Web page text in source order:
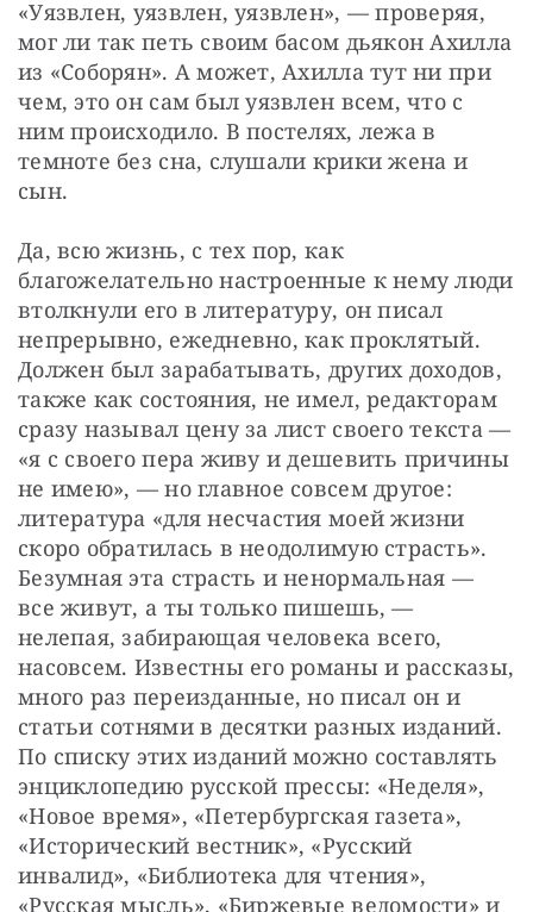
«Уязвлен, уязвлен, уязвлен», — проверяя,
мог ли так петь своим басом дьякон Ахилла
из «Соборян». А может, Ахилла тут ни при
чем, это он сам был уязвлен всем, что с
ним происходило. В постелях, лежа в
темноте без сна, слушали крики жена и
сын.
Да, всю жизнь, с тех пор, как
благожелательно настроенные к нему люди
втолкнули его в литературу, он писал
непрерывно, ежедневно, как проклятый.
Должен был зарабатывать, других доходов,
также как состояния, не имел, редакторам
сразу называл цену за лист своего текста —
«я с своего пера живу и дешевить причины
не имею», — но главное совсем другое:
литература «для несчастия моей жизни
скоро обратилась в неодолимую страсть».
Безумная эта страсть и ненормальная —
все живут, а ты только пишешь, —
нелепая, забирающая человека всего,
насовсем. Известны его романы и рассказы,
много раз переизданные, но писал он и
статьи сотнями в десятки разных изданий.
По списку этих изданий можно составлять
энциклопедию русской прессы: «Неделя»,
«Новое время», «Петербургская газета»,
«Исторический вестник», «Русский
инвалид», «Библиотека для чтения»,
«Русская мысль», «Биржевые ведомости» и